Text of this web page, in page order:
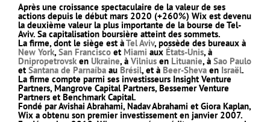
Après une croissance spectaculaire de la valeur de ses
actions depuis le début mars 2020 (+260%) Wix est devenu
la deuxième valeur la plus importante de la bourse de Tel-
Aviv. Sa capitalisation boursière atteint des sommets.
La firme, dont le siège est àTel Aviv, possède des bureaux à
New York,San Francisco et Miami aux États-Unis, à
Dnipropetrovsk en Ukraine, à Vilnius en Lituanie, à Sao Paulo
et Santana de Parnaíba au Brésil, et à Beer-Sheva en Israël.
La firme compte parmi ses investisseurs Insight Venture
Partners, Mangrove Capital Partners, Bessemer Venture
Partners et Benchmark Capital.
Fondé par Avishai Abrahami, Nadav Abrahami et Giora Kaplan,
Wix a obtenu son premier investissement en janvier 2007.